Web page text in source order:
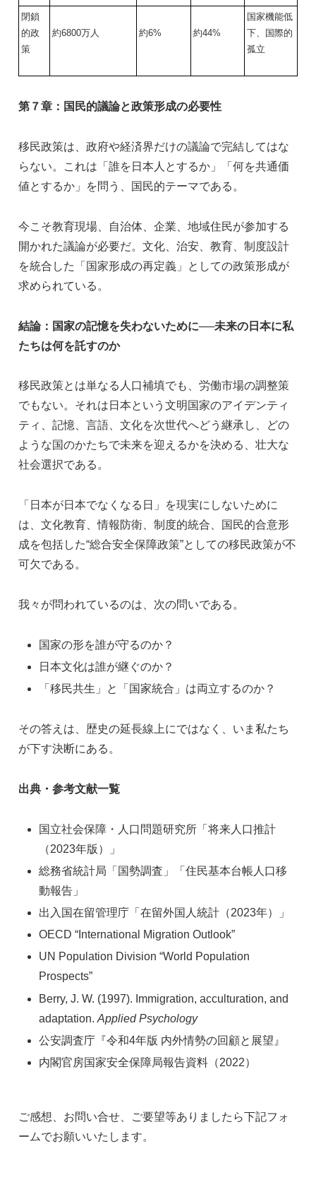
閉鎖
的政
策
約6800万人 約6% 約44%
国家機能低
下、国際的
孤立
第７章：国民的議論と政策形成の必要性
移民政策は、政府や経済界だけの議論で完結してはな
らない。これは「誰を日本人とするか」「何を共通価
値とするか」を問う、国民的テーマである。
今こそ教育現場、自治体、企業、地域住民が参加する
開かれた議論が必要だ。文化、治安、教育、制度設計
を統合した「国家形成の再定義」としての政策形成が
求められている。
結論：国家の記憶を失わないために──未来の日本に私
たちは何を託すのか
移民政策とは単なる人口補填でも、労働市場の調整策
でもない。それは日本という文明国家のアイデンティ
ティ、記憶、言語、文化を次世代へどう継承し、どの
ような国のかたちで未来を迎えるかを決める、壮大な
社会選択である。
「日本が日本でなくなる日」を現実にしないために
は、文化教育、情報防衛、制度的統合、国民的合意形
成を包括した“総合安全保障政策”としての移民政策が不
可欠である。
我々が問われているのは、次の問いである。
国家の形を誰が守るのか？
日本文化は誰が継ぐのか？
「移民共生」と「国家統合」は両立するのか？
その答えは、歴史の延長線上にではなく、いま私たち
が下す決断にある。
出典・参考文献一覧
国立社会保障・人口問題研究所「将来人口推計
（2023年版）」
総務省統計局「国勢調査」「住民基本台帳人口移
動報告」
出入国在留管理庁「在留外国人統計（2023年）」
OECD “International Migration Outlook”
UN Population Division “World Population
Prospects”
Berry, J. W. (1997). Immigration, acculturation, and
adaptation.Applied Psychology
公安調査庁『令和4年版 内外情勢の回顧と展望』
内閣官房国家安全保障局報告資料（2022）
ご感想、お問い合せ、ご要望等ありましたら下記フォ
ームでお願いいたします。